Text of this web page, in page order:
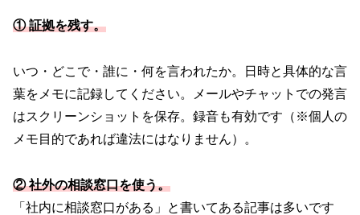
① 証拠を残す。
いつ・どこで・誰に・何を言われたか。日時と具体的な言
葉をメモに記録してください。メールやチャットでの発言
はスクリーンショットを保存。録音も有効です（※個人の
メモ目的であれば違法にはなりません）。
②社外の相談窓口を使う。
「社内に相談窓口がある」と書いてある記事は多いです